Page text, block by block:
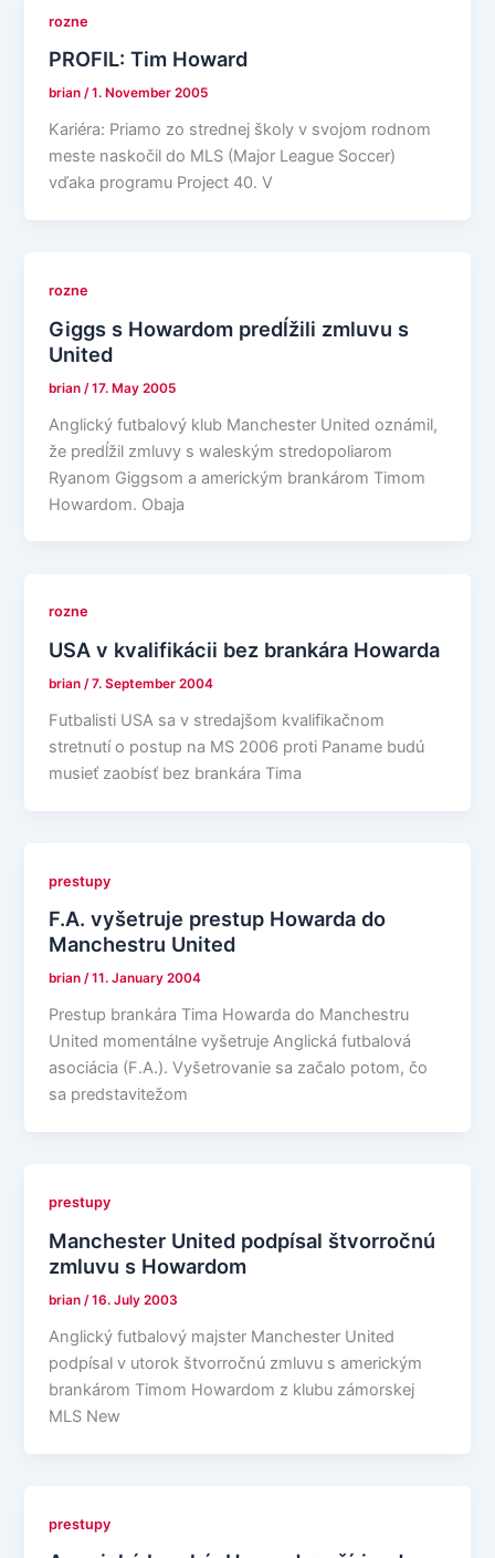
rozne
PROFIL: Tim Howard
brian/1. November 2005
Kariéra: Priamo zo strednej školy v svojom rodnom
meste naskočil do MLS (Major League Soccer)
vďaka programu Project 40. V
rozne
Giggs s Howardom predĺžili zmluvu s
United
brian /17. May 2005
Anglický futbalový klub Manchester United oznámil,
že predĺžil zmluvy s waleským stredopoliarom
Ryanom Giggsom a americkým brankárom Timom
Howardom. Obaja
rozne
USA v kvalifikácii bez brankára Howarda
brian/7. September 2004
Futbalisti USA sa v stredajšom kvalifikačnom
stretnutí o postup na MS 2006 proti Paname budú
musieť zaobísť bez brankára Tima
prestupy
F.A. vyšetruje prestup Howarda do
Manchestru United
brian/11. January 2004
Prestup brankára Tima Howarda do Manchestru
United momentálne vyšetruje Anglická futbalová
asociácia (F.A.). Vyšetrovanie sa začalo potom, čo
sa predstavitežom
prestupy
Manchester United podpísal štvorročnú
zmluvu s Howardom
brian /16. July 2003
Anglický futbalový majster Manchester United
podpísal v utorok štvorročnú zmluvu s americkým
brankárom Timom Howardom z klubu zámorskej
MLS New
prestupy